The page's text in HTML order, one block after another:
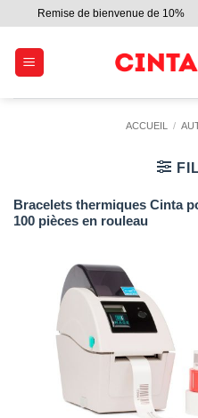
Passer
contenu
Remise de bienvenue de 10%
ACCUEIL /
Bracelets thermiques Cinta
100 pièces en rouleau